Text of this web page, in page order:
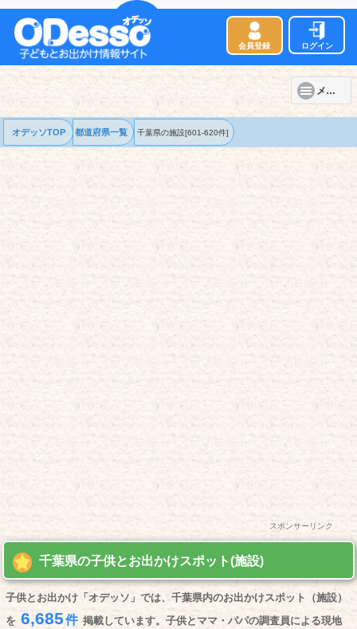
会員登録 ログイン
メニュー
オデッソTOP 都道府県一覧 千葉県の施設[601-620件]
スポンサーリンク
千葉県の子供とお出かけスポット(施設)
子供とお出かけ「オデッソ」では、千葉県内のお出かけスポット（施設）
を 6,685件 掲載しています。子供とママ・パパの調査員による現地